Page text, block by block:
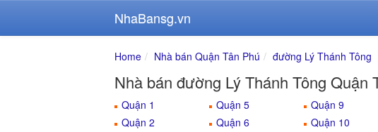
NhaBansg.vn
Home Nhà bán Quận Tân Phú đường Lý Thánh Tông
Nhà bán đường Lý Thánh Tông Quận
Quận 1
Quận 2
Quận 5
Quận 6
Quận 9
Quận 10